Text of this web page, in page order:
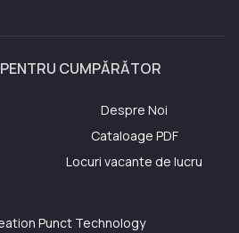
CUMPĂRĂTOR
Despre Noi
Cataloage PDF
Locuri vacante de lucru
Punct Technology